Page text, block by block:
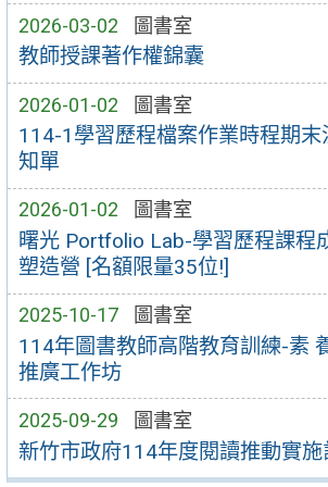
2026-03-02 圖書室
教師授課著作權錦囊
2026-01-02 圖書室
114-1學習歷程檔案作業時程期
知單
2026-01-02 圖書室
曙光 Portfolio Lab-學習歷程課程
塑造營 [名額限量35位!]
2025-10-17 圖書室
114年圖書教師高階教育訓練-素
推廣工作坊
2025-09-29 圖書室
新竹市政府114年度閱讀推動實施